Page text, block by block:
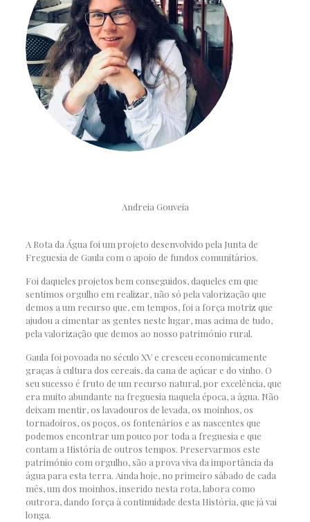
Andreia Gouveia
A Rota da Água foi um projeto desenvolvido pela Junta de
Freguesia de Gaula com o apoio de fundos comunitários.
Foi daqueles projetos bem conseguidos, daqueles em que
sentimos orgulho em realizar, não só pela valorização que
demos a um recurso que, em tempos, foi a força motriz que
ajudou a cimentar as gentes neste lugar, mas acima de tudo,
pela valorização que demos ao nosso património rural.
Gaula foi povoada no século XV e cresceu economicamente
graças à cultura dos cereais, da cana de açúcar e do vinho. O
seu sucesso é fruto de um recurso natural, por excelência, que
era muito abundante na freguesia naquela época, a água. Não
deixam mentir, os lavadouros de levada, os moinhos, os
tornadoiros, os poços, os fontenários e as nascentes que
podemos encontrar um pouco por toda a freguesia e que
contam a História de outros tempos. Preservarmos este
património com orgulho, são a prova viva da importância da
água para esta terra. Ainda hoje, no primeiro sábado de cada
mês, um dos moinhos, inserido nesta rota, labora como
outrora, dando força à continuidade desta História, que já vai
longa.